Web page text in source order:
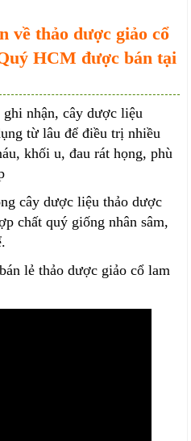
thảo dược giảo cổ
HCM được bán tại
nhận, cây dược liệu
từ lâu để điều trị nhiều
khối u, đau rát họng, phù
cây dược liệu thảo dược
chất quý giống nhân sâm,
lẻ thảo dược giảo cổ lam